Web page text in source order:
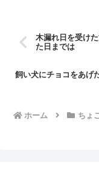
木漏れ日を受け
た日までは
飼い犬にチョコをあげ
ホーム ちょ